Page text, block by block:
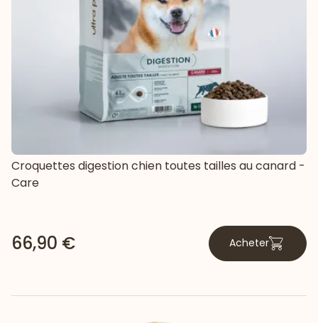
Croquettes digestion chien toutes tailles au canard -
Care
66,90 € Acheter